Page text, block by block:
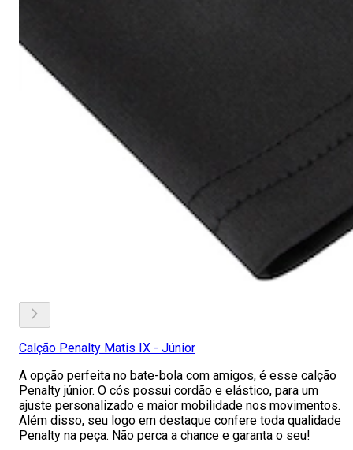
Calção Penalty Matis IX - Júnior
A opção perfeita no bate-bola com amigos, é esse calção
Penalty júnior. O cós possui cordão e elástico, para um
ajuste personalizado e maior mobilidade nos movimentos.
Além disso, seu logo em destaque confere toda qualidade
Penalty na peça. Não perca a chance e garanta o seu!